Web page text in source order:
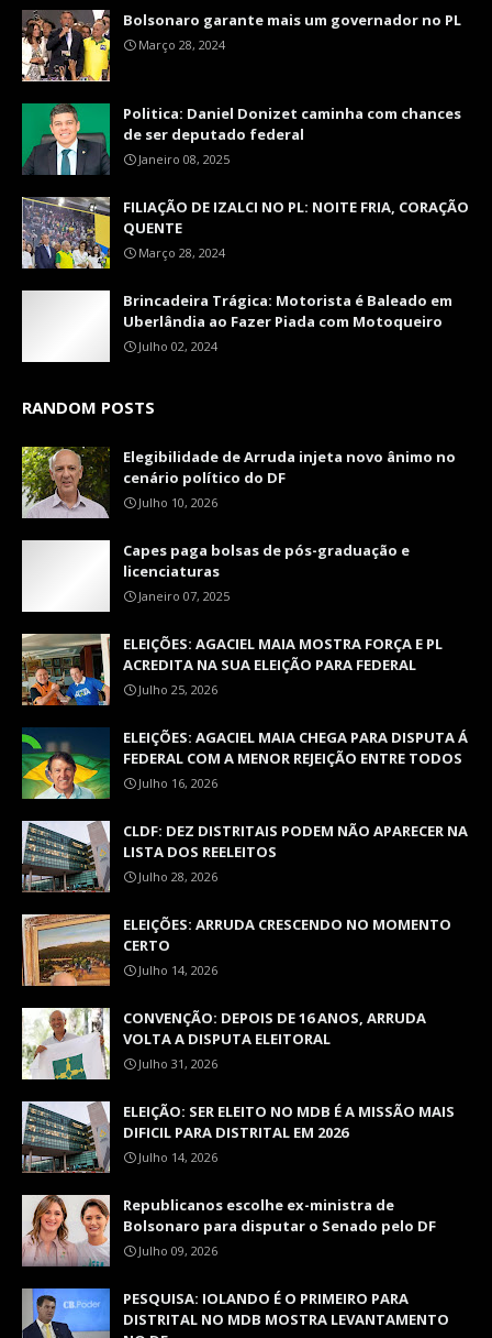
Bolsonaro garante mais um governador no PL
Março 28, 2024
Politica: Daniel Donizet caminha com chances
de ser deputado federal
Janeiro 08, 2025
FILIAÇÃO DE IZALCI NO PL: NOITE FRIA, CORAÇÃO
QUENTE
Março 28, 2024
Brincadeira Trágica: Motorista é Baleado em
Uberlândia ao Fazer Piada com Motoqueiro
Julho 02, 2024
RANDOM POSTS
Elegibilidade de Arruda injeta novo ânimo no
cenário político do DF
Julho 10, 2026
Capes paga bolsas de pós-graduação e
licenciaturas
Janeiro 07, 2025
ELEIÇÕES: AGACIEL MAIA MOSTRA FORÇA E PL
ACREDITA NA SUA ELEIÇÃO PARA FEDERAL
Julho 25, 2026
ELEIÇÕES: AGACIEL MAIA CHEGA PARA DISPUTA Á
FEDERAL COM A MENOR REJEIÇÃO ENTRE TODOS
Julho 16, 2026
CLDF: DEZ DISTRITAIS PODEM NÃO APARECER NA
LISTA DOS REELEITOS
Julho 28, 2026
ELEIÇÕES: ARRUDA CRESCENDO NO MOMENTO
CERTO
Julho 14, 2026
CONVENÇÃO: DEPOIS DE 16 ANOS, ARRUDA
VOLTA A DISPUTA ELEITORAL
Julho 31, 2026
ELEIÇÃO: SER ELEITO NO MDB É A MISSÃO MAIS
DIFICIL PARA DISTRITAL EM 2026
Julho 14, 2026
Republicanos escolhe ex-ministra de
Bolsonaro para disputar o Senado pelo DF
Julho 09, 2026
PESQUISA: IOLANDO É O PRIMEIRO PARA
DISTRITAL NO MDB MOSTRA LEVANTAMENTO